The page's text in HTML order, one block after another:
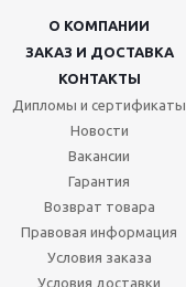
О КОМПАНИИ
ЗАКАЗ И ДОСТАВКА
КОНТАКТЫ
Дипломы и сертификаты
Новости
Вакансии
Гарантия
Возврат товара
Правовая информация
Условия заказа
Условия доставки